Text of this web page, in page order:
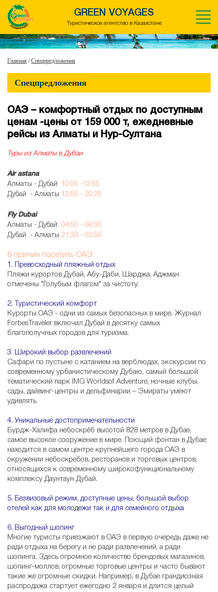
GREEN VOYAGES
Туристическое агентство в Казахстане
Главная /Спецпредложения
Спецпредложения
ОАЭ – комфортный отдых по доступным
ценам -цены от 159 000 т, ежедневные
рейсы из Алматы и Нур-Султана
Туры из Алматы в Дубаи
Air astana
Алматы - Дубай 10:05 -12:55
Дубай - Алматы 13:55 - 20:20
Fly Dubai
Алматы - Дубай 04:50 - 08:00
Дубай - Алматы 21:30 - 03:50
6 причин посетить ОАЭ
1. Превосходный пляжный отдых
Пляжи курортов Дубай, Абу-Даби, Шарджа, Аджман
отмечены "Голубым флагом" за чистоту.
2. Туристический комфорт
Курорты ОАЭ - одни из самых безопасных в мире. Журнал
ForbesTraveler включил Дубай в десятку самых
благополучных городов для туризма.
3. Широкий выбор развлечений
Сафари по пустыне с катанием на верблюдах, экскурсии по
современному урбанистическому Дубаю, самый большой
тематический парк IMG Worldsof Adventure, ночные клубы,
сады, дайвинг-центры и дельфинарии – Эмираты умеют
удивлять
4. Уникальные достопримечательности
Бурдж-Халифа небоскрёб высотой 828 метров в Дубае,
самое высокое сооружение в мире. Поющий фонтан в Дубае
находится в самом центре крупнейшего города ОАЭ в
окружении небоскребов, ресторанов и торговых центров,
относящихся к современному широкофункциональному
комплексу Даунтаун Дубай.
5. Безвизовый режим, доступные цены, большой выбор
отелей как для молодежи так и для семейного отдыха
6. Выгодный шопинг
Многие туристы приезжают в ОАЭ в первую очередь даже не
ради отдыха на берегу и не ради развлечений, а ради
шопинга. Здесь огромное количество брендовых магазинов,
шопинг-моллов, огромные торговые центры и часто бывают
такие же огромные скидки. Например, в Дубае грандиозная
распродажа стартует ежегодно 2 января и длится целый